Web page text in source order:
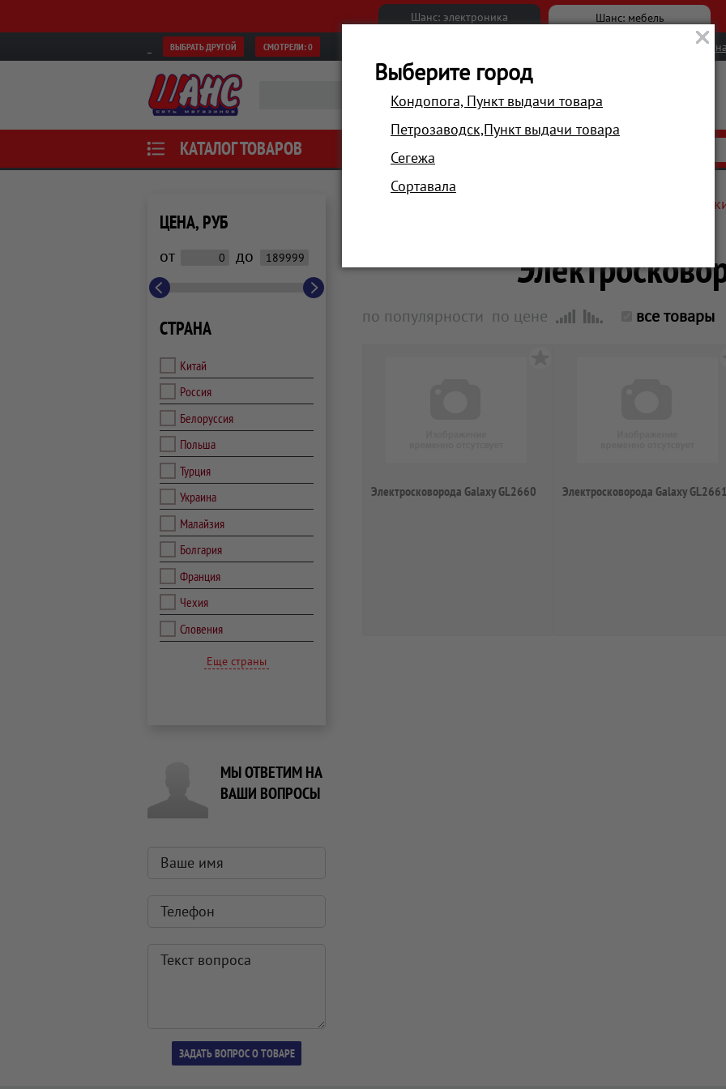
Шанс: электроника Шанс: мебель
ВЫБРАТЬ ДРУГОЙ СМОТРЕЛИ:0
КАТАЛОГ ТОВАРОВ АКЦИИ
ЦЕНА, РУБ
от до
СТРАНА
Китай
Россия
Белоруссия
Польша
Турция
Украина
Малайзия
Болгария
Франция
Чехия
Словения
Еще страны
МЫ ОТВЕТИМ НА
ВАШИ ВОПРОСЫ
Для приготовления,
по популярности по цене все товары
Электросковорода Galaxy GL2660 Электросковорода Galaxy
Выберите город
Кондопога, Пункт выдачи товара
Петрозаводск,Пункт выдачи товара
Сегежа
Сортавала